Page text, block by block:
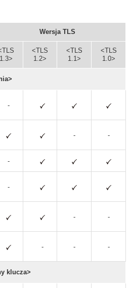
Wersja TLS
1.3>
<TLS
1.2>
<TLS
1.1>
<TLS
1.0>
-
- -
-
-
- -
- - -
klucza>